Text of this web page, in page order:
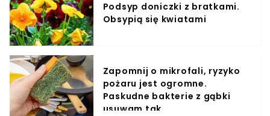
Podsyp doniczki z bratkami.
Obsypią się kwiatami
Zapomnij o mikrofali, ryzyko
pożaru jest ogromne.
Paskudne bakterie z gąbki
usuwam tak